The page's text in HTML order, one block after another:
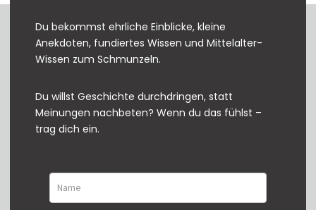
Du bekommst ehrliche Einblicke, kleine
Anekdoten, fundiertes Wissen und Mittelalter-
Wissen zum Schmunzeln.
Du willst Geschichte durchdringen, statt
Meinungen nachbeten? Wenn du das fühlst –
trag dich ein.